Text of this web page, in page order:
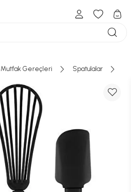
Mutfak Gereçleri Spatulalar